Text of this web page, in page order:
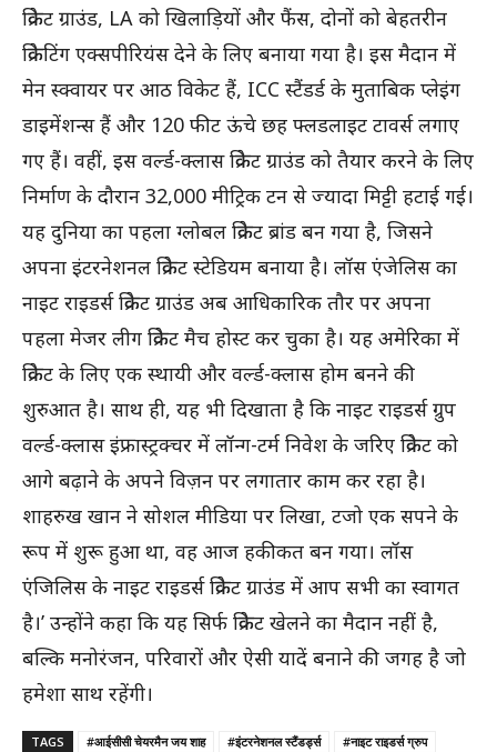
क्रिकेट ग्राउंड, LA को खिलाड़ियों और फैंस, दोनों को बेहतरीन
क्रिकेटिंग एक्सपीरियंस देने के लिए बनाया गया है। इस मैदान में
मेन स्क्वायर पर आठ विकेट हैं, ICC स्टैंडर्ड के मुताबिक प्लेइंग
डाइमेंशन्स हैं और 120 फीट ऊंचे छह फ्लडलाइट टावर्स लगाए
गए हैं। वहीं, इस वर्ल्ड-क्लास क्रिकेट ग्राउंड को तैयार करने के लिए
निर्माण के दौरान 32,000 मीट्रिक टन से ज्यादा मिट्टी हटाई गई।
यह दुनिया का पहला ग्लोबल क्रिकेट ब्रांड बन गया है, जिसने
अपना इंटरनेशनल क्रिकेट स्टेडियम बनाया है। लॉस एंजेलिस का
नाइट राइडर्स क्रिकेट ग्राउंड अब आधिकारिक तौर पर अपना
पहला मेजर लीग क्रिकेट मैच होस्ट कर चुका है। यह अमेरिका में
क्रिकेट के लिए एक स्थायी और वर्ल्ड-क्लास होम बनने की
शुरुआत है। साथ ही, यह भी दिखाता है कि नाइट राइडर्स ग्रुप
वर्ल्ड-क्लास इंफ्रास्ट्रक्चर में लॉन्ग-टर्म निवेश के जरिए क्रिकेट को
आगे बढ़ाने के अपने विज़न पर लगातार काम कर रहा है।
शाहरुख खान ने सोशल मीडिया पर लिखा, टजो एक सपने के
रूप में शुरू हुआ था, वह आज हकीकत बन गया। लॉस
एंजिलिस के नाइट राइडर्स क्रिकेट ग्राउंड में आप सभी का स्वागत
है।’ उन्होंने कहा कि यह सिर्फ क्रिकेट खेलने का मैदान नहीं है,
बल्कि मनोरंजन, परिवारों और ऐसी यादें बनाने की जगह है जो
हमेशा साथ रहेंगी।
TAGS #आईसीसी चेयरमैन जय शाह #इंटरनेशनल स्टैंडर्ड्स
#नाइट राइडर्स ग्रुप